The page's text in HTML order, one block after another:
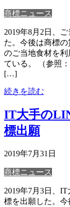
商標ニュース
2019年8月2日、
た。今後は商標
のご当地食材を
ている。 （参照
[…]
続きを読む
IT大手の
標出願
2019年7月31日
商標ニュース
2019年7月3日、
標を出願した。